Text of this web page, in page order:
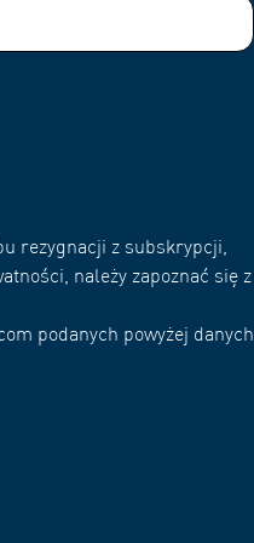
rezygnacji z subskrypcji,
należy zapoznać się z
podanych powyżej danych